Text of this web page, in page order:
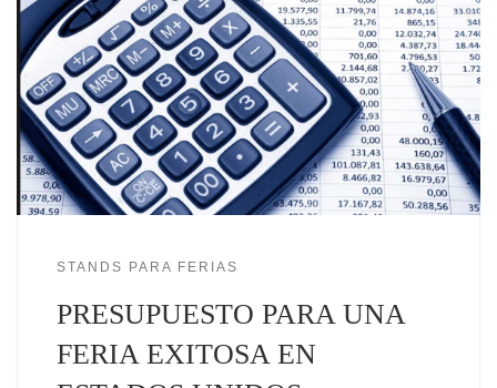
STANDS PARA FERIAS
PRESUPUESTO PARA UNA
FERIA EXITOSA EN